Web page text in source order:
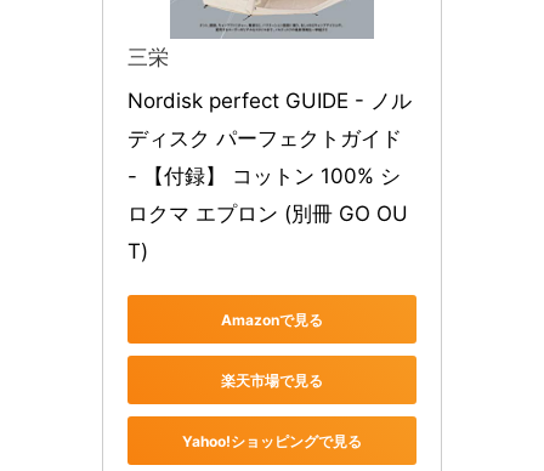
三栄
Nordisk perfect GUIDE - ノル
ディスク パーフェクトガイド
- 【付録】 コットン 100% シ
ロクマ エプロン (別冊 GO OU
T)
Amazonで見る
楽天市場で見る
Yahoo!ショッピングで見る